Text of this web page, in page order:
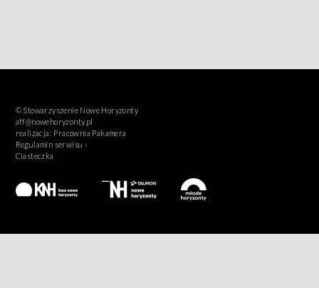
© Stowarzyszenie Nowe Horyzonty
aff@nowehoryzonty.pl
realizacja: Pracownia Pakamera
Regulamin serwisu ›
Ciasteczka